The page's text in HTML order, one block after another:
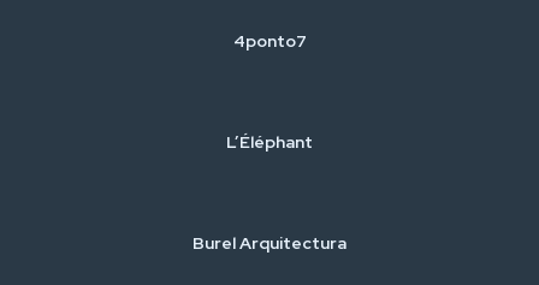
4ponto7
L’Éléphant
Burel Arquitectura